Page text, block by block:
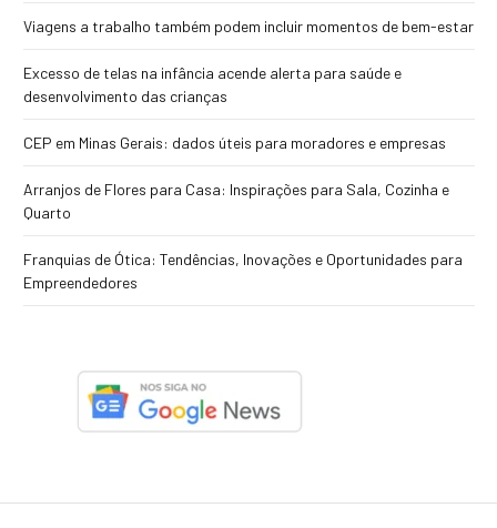
Viagens a trabalho também podem incluir momentos de bem-estar
Excesso de telas na infância acende alerta para saúde e
desenvolvimento das crianças
CEP em Minas Gerais: dados úteis para moradores e empresas
Arranjos de Flores para Casa: Inspirações para Sala, Cozinha e
Quarto
Franquias de Ótica: Tendências, Inovações e Oportunidades para
Empreendedores